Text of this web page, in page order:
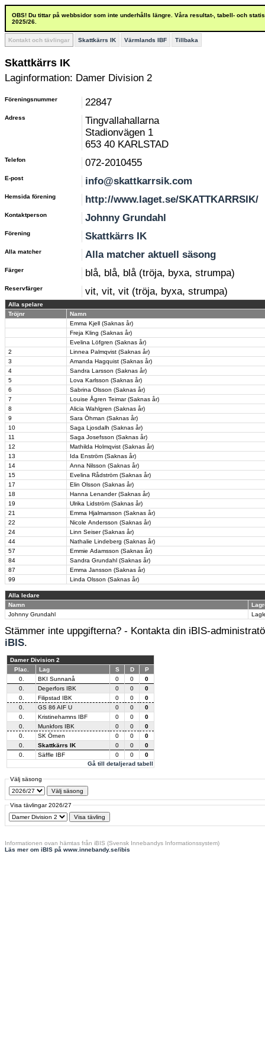
OBS! Du tittar på webbsidor som inte underhålls längre. Våra resultat-, tabell- och
2025/26.
Kontakt och tävlingar Skattkärrs IK Värmlands IBF Tillbaka
Skattkärrs IK
Laginformation: Damer Division 2
Föreningsnummer 22847
Adress
Tingvallahallarna
Stadionvägen 1
653 40 KARLSTAD
Telefon 072-2010455
E-post info@skattkarrsik.com
Hemsida förening http://www.laget.se/SKATTKARRSIK/
Kontaktperson Johnny Grundahl
Förening Skattkärrs IK
Alla matcher Alla matcher aktuell säsong
Färger blå, blå, blå (tröja, byxa, strumpa)
Reservfärger vit, vit, vit (tröja, byxa, strumpa)
Alla spelare
Tröjnr
Namn
Emma Kjell (Saknas år)
Freja Kling (Saknas år)
Evelina Löfgren (Saknas år)
2
Linnea Palmqvist (Saknas år)
3
Amanda Hagquist (Saknas år)
4
Sandra Larsson (Saknas år)
5
Lova Karlsson (Saknas år)
6
Sabrina Olsson (Saknas år)
7
Louise Ågren Teimar (Saknas år)
8
Alicia Wahlgren (Saknas år)
9
Sara Öhman (Saknas år)
10
Saga Ljosdalh (Saknas år)
11
Saga Josefsson (Saknas år)
12
Mathilda Holmqvist (Saknas år)
13
Ida Enström (Saknas år)
14
Anna Nilsson (Saknas år)
15
Evelina Rådström (Saknas år)
17
Elin Olsson (Saknas år)
18
Hanna Lenander (Saknas år)
19
Ulrika Lidström (Saknas år)
21
Emma Hjalmarsson (Saknas år)
22
Nicole Andersson (Saknas år)
24
Linn Seiser (Saknas år)
44
Nathalie Lindeberg (Saknas år)
57
Emmie Adamsson (Saknas år)
84
Sandra Grundahl (Saknas år)
87
Emma Jansson (Saknas år)
99
Linda Olsson (Saknas år)
Alla ledare
Namn
Johnny Grundahl
Stämmer inte uppgifterna? - Kontakta din iBIS-
iBIS.
Damer Division 2
Plac.
Lag S D P
Gå till detaljerad tabell
0. BKI Sunnanå 0 0
0
0.
Degerfors IBK 0 0
0
0.
Filipstad IBK 0 0
0
0.
GS 86 AIF U 0 0
0
0.
Kristinehamns IBF 0 0
0
0.
Munkfors IBK 0 0
0
0.
SK Örnen 0 0
0
0.
Skattkärrs IK 0 0
0
0.
Säffle IBF 0 0 0
Välj säsong
Visa tävlingar 2026/27
Informationen ovan hämtas från iBIS (Svensk Innebandys Informationssystem)
Läs mer om iBIS på www.innebandy.se/ibis